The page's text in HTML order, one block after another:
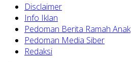
Disclaimer
Info Iklan
Pedoman Berita Ramah Anak
Pedoman Media Siber
Redaksi